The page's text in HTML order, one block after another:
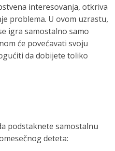
interesovanja, otkriva
problema. U ovom uzrastu,
igra samostalno samo
će povećavati svoju
da dobijete toliko
podstaknete samostalnu
deteta: